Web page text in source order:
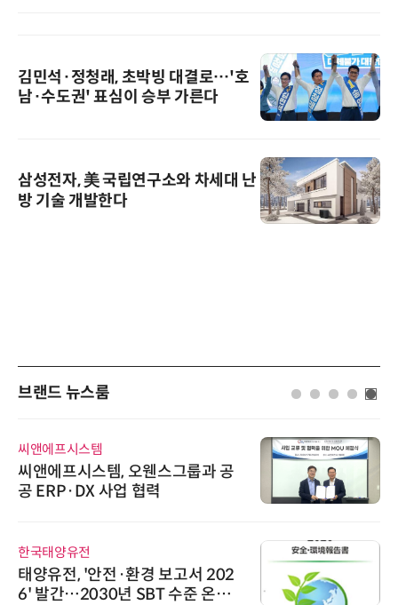
김민석·정청래, 초박빙 대결로…'호
남·수도권' 표심이 승부 가른다
삼성전자, 美 국립연구소와 차세대 난
방 기술 개발한다
브랜드 뉴스룸
씨앤에프시스템
씨앤에프시스템, 오웬스그룹과 공
공 ERP·DX 사업 협력
한국태양유전
태양유전, '안전·환경 보고서 202
6' 발간…2030년 SBT 수준 온실